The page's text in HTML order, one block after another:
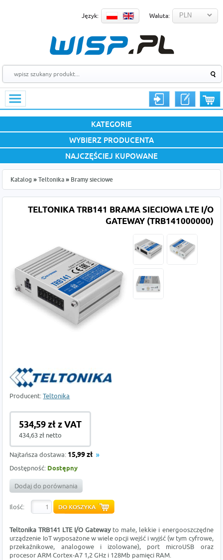
Język: Waluta:
KATEGORIE
WYBIERZ PRODUCENTA
NAJCZĘŚCIEJ KUPOWANE
Katalog » Teltonika » Bramy sieciowe
TELTONIKA TRB141 BRAMA SIECIOWA LTE I/O
GATEWAY (TRB141000000)
Producent:Teltonika
534,59 zł z VAT
434,63 zł netto
Najtańsza dostawa: 15,99 zł
Dostępność: Dostępny
Dodaj do porównania
Ilość:
Teltonika TRB141 LTE I/O Gatewayto małe, lekkie i energooszczędne
urządzenie IoT wyposażone w wiele opcji wejść i wyjść (w tym cyfrowe,
przekaźnikowe, analogowe i izolowane), port microUSB oraz
procesor ARM Cortex-A7 1,2 GHz i 128Mb pamięci RAM.